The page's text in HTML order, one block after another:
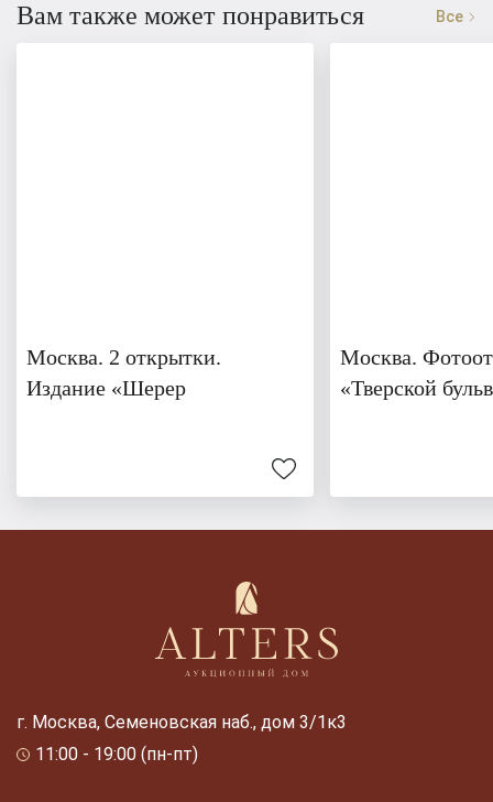
Вам также может понравиться Все
Москва. 2 открытки.
Издание «Шерер
Москва.
«Тверской
г. Москва, Семеновская наб., дом 3/1к3
11:00 - 19:00 (пн-пт)